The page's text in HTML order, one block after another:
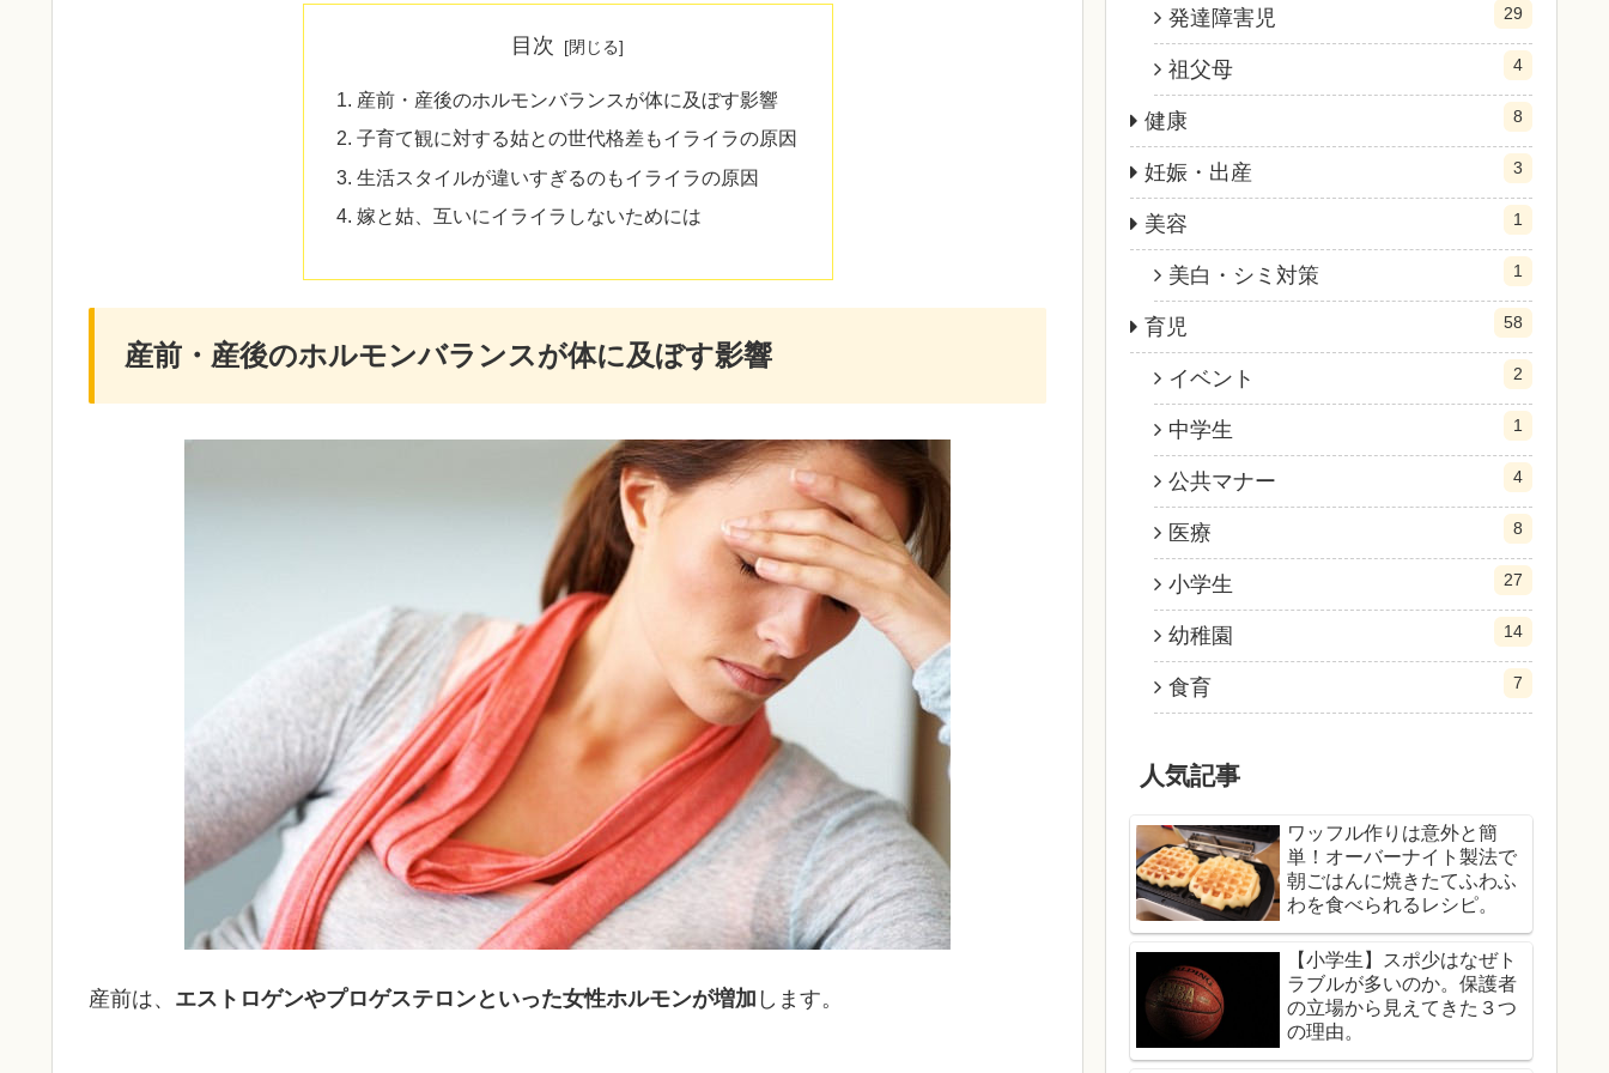
目次
産前・産後のホルモンバランスが体に及ぼす影響
子育て観に対する姑との世代格差もイライラの原因
生活スタイルが違いすぎるのもイライラの原因
嫁と姑、互いにイライラしないためには
産前・産後のホルモンバランスが体に及ぼす影響
産前は、 エストロゲンやプロゲステロンといった女性ホルモンが増加 します。
発達障害児 29
祖父母 4
健康 8
妊娠・出産 3
美容 1
美白・シミ対策 1
育児 58
イベント 2
中学生 1
公共マナー 4
医療 8
小学生 27
幼稚園 14
食育 7
人気記事
ワッフル作りは意外と簡
単！オーバーナイト製法で
朝ごはんに焼きたてふわふ
わを食べられるレシピ。
【小学生】スポ少はなぜト
ラブルが多いのか。保護者
の立場から見えてきた３つ
の理由。